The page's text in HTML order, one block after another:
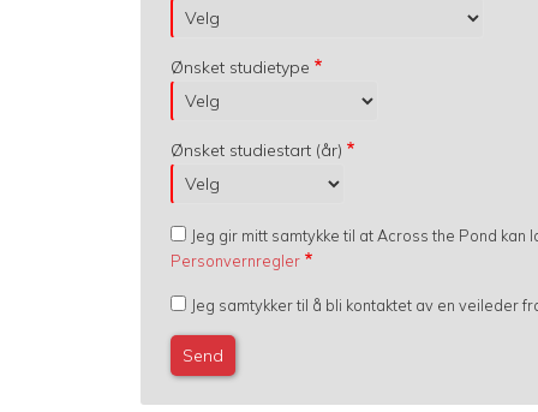
Ønsket studietype
Ønsket studiestart (år)
Jeg gir mitt samtykke til at Across the Pond
Personvernregler
Jeg samtykker til å bli kontaktet av en veileder